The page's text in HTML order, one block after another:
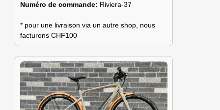
Numéro de commande: Riviera-37
* pour une livraison via un autre shop, nous
facturons CHF100